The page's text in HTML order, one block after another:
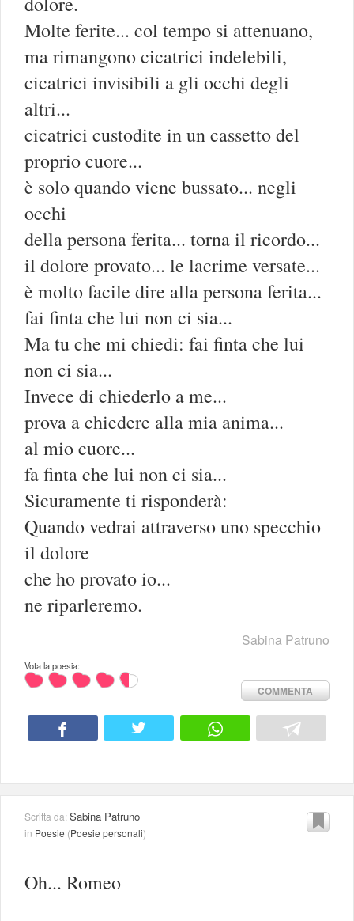
Molte ferite... col tempo si attenuano,
ma rimangono cicatrici indelebili,
cicatrici invisibili a gli occhi degli
altri...
cicatrici custodite in un cassetto del
proprio cuore...
è solo quando viene bussato... negli
occhi
della persona ferita... torna il ricordo...
il dolore provato... le lacrime versate...
è molto facile dire alla persona ferita...
fai finta che lui non ci sia...
Ma tu che mi chiedi: fai finta che lui
non ci sia...
Invece di chiederlo a me...
prova a chiedere alla mia anima...
al mio cuore...
fa finta che lui non ci sia...
Sicuramente ti risponderà:
Quando vedrai attraverso uno specchio
il dolore
che ho provato io...
ne riparleremo.
Sabina Patruno
Vota la poesia:
COMMENTA
Scritta da:Sabina Patruno
in Poesie (Poesie personali)
Oh... Romeo